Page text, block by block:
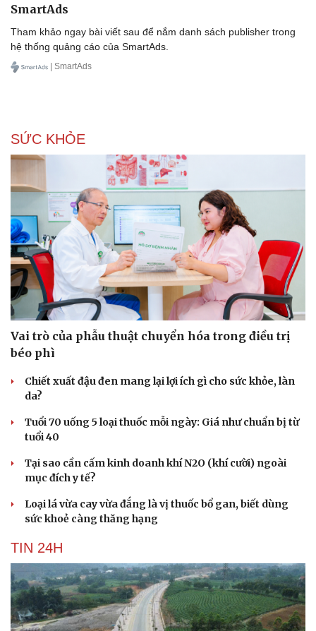
SmartAds
Tham khảo ngay bài viết sau để nắm danh sách publisher trong
hệ thống quảng cáo của SmartAds.
| SmartAds
SỨC KHỎE
Vai trò của phẫu thuật chuyển hóa trong điều trị
béo phì
Chiết xuất đậu đen mang lại lợi ích gì cho sức khỏe, làn
da?
Tuổi 70 uống 5 loại thuốc mỗi ngày: Giá như chuẩn bị từ
tuổi 40
Tại sao cần cấm kinh doanh khí N2O (khí cười) ngoài
mục đích y tế?
Loại lá vừa cay vừa đắng là vị thuốc bổ gan, biết dùng
sức khoẻ càng thăng hạng
TIN 24H